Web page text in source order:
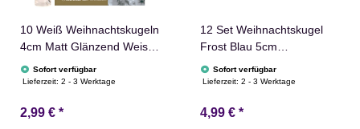
10 Weiß Weihnachtskugeln
4cm Matt Glänzend Weiss
Christbaumschmuck
Sofort verfügbar
Lieferzeit:2 - 3 Werktage
2,99 € *
12 Set Weihnachtskugel
Frost Blau 5cm
Christbaumschmuck
Sofort verfügbar
Lieferzeit:2 - 3 Werktage
4,99 € *